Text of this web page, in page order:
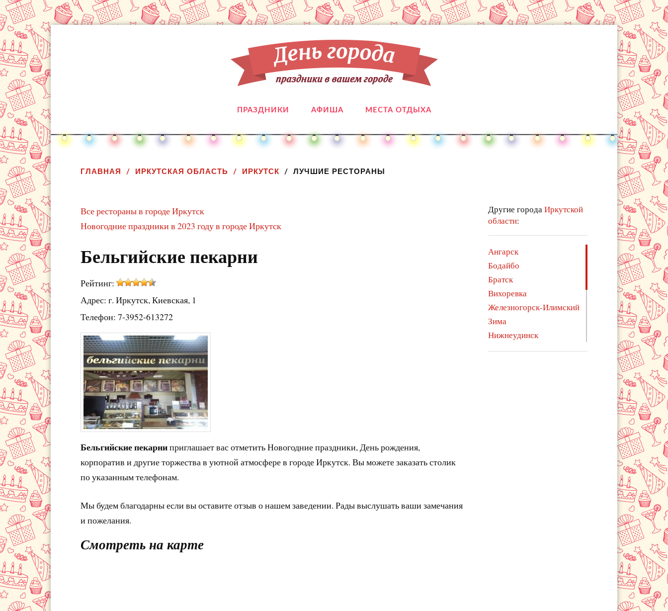
ПРАЗДНИКИ АФИША МЕСТА ОТДЫХА
ГЛАВНАЯ ИРКУТСКАЯ ОБЛАСТЬ ИРКУТСК ЛУЧШИЕ РЕСТОРАНЫ
Другие городаИркутской
области:
Ангарск
Бодайбо
Братск
Вихоревка
Железногорск-Илимский
Зима
Нижнеудинск
Саянск
Все рестораны в городе Иркутск
Новогодние праздники в 2023 году в городе Иркутск
Бельгийские пекарни
Рейтинг:
Адрес: г. Иркутск, Киевская, 1
Телефон: 7-3952-613272
Бельгийские пекарниприглашает вас отметить Новогодние праздники, День рождения,
корпоратив и другие торжества в уютной атмосфере в городе Иркутск. Вы можете заказать столик
по указанным телефонам.
Мы будем благодарны если вы оставите отзыв о нашем заведении. Рады выслушать ваши замечания
и пожелания.
Смотреть на карте